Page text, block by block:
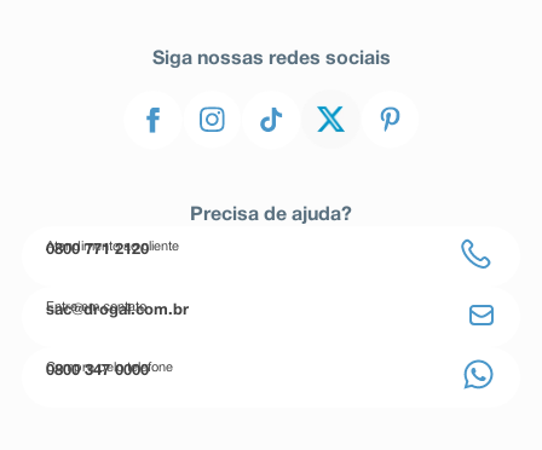
Siga nossas redes sociais
Precisa de ajuda?
Atendimento ao cliente
0800 771 2120
Entre em contato
sac@drogal.com.br
Compre pelo telefone
0800 347 0000